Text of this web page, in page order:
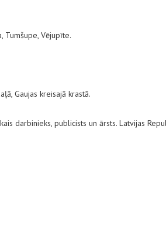
Tumšupe, Vējupīte.
Gaujas kreisajā krastā.
darbinieks, publicists un ārsts. Latvijas